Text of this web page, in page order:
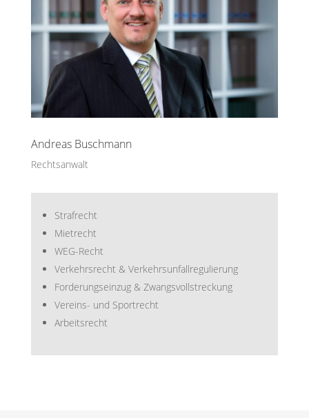
Andreas Buschmann
Rechtsanwalt
Strafrecht
Mietrecht
WEG-Recht
Verkehrsrecht & Verkehrsunfallregulierung
Forderungseinzug & Zwangsvollstreckung
Vereins- und Sportrecht
Arbeitsrecht